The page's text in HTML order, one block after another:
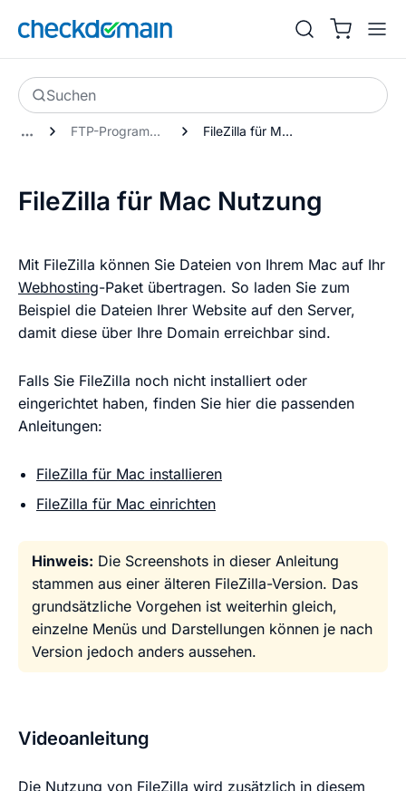
Suchen
FTP-Programme FileZilla für Mac Nutzung
FileZilla für Mac Nutzung
Mit FileZilla können Sie Dateien von Ihrem Mac auf Ihr
Webhosting-Paket übertragen. So laden Sie zum
Beispiel die Dateien Ihrer Website auf den Server,
damit diese über Ihre Domain erreichbar sind.
Falls Sie FileZilla noch nicht installiert oder
eingerichtet haben, finden Sie hier die passenden
Anleitungen:
FileZilla für Mac installieren
FileZilla für Mac einrichten
Hinweis: Die Screenshots in dieser Anleitung
stammen aus einer älteren FileZilla-Version. Das
grundsätzliche Vorgehen ist weiterhin gleich,
einzelne Menüs und Darstellungen können je nach
Version jedoch anders aussehen.
Videoanleitung
Die Nutzung von FileZilla wird zusätzlich in diesem